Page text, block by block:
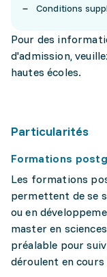
Conditions
Pour des
d'admission,
hautes écoles.
Particularités
Formations
Les formations
permettent de se
ou en
master en
préalable pour
déroulent en cours